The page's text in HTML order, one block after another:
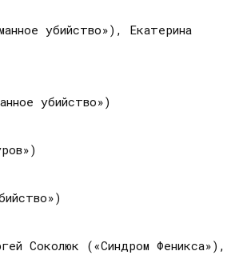
убийство»), Екатерина
убийство»)
Соколюк («Синдром Феникса»),